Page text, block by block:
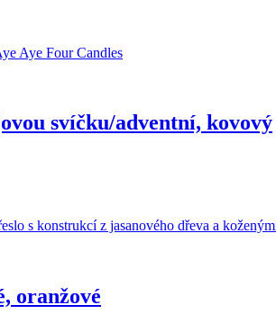
svíčku/adventní, kovový
oranžové